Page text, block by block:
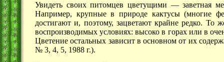
Увидеть своих питомцевцветущими —заветная
Например, крупные в природе кактусы (многие
достигают и, поэтому, зацветают крайне редко. То
воспроизводимых условиях: высоко в горах или в
Цветение остальных зависит в основном от их
№ 3, 4, 5, 1988 г.).